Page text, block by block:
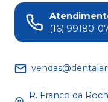
(16) 99180-
R. Franco da